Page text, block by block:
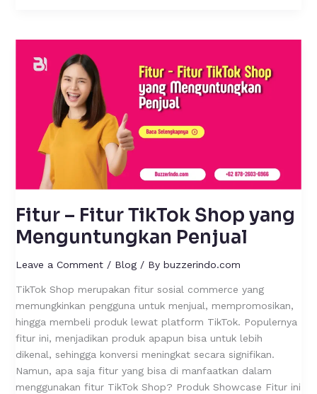
Fitur – Fitur TikTok Shop yang
Menguntungkan Penjual
Leave a Comment / Blog/ By buzzerindo.com
TikTok Shop merupakan fitur sosial commerce yang
memungkinkan pengguna untuk menjual, mempromosikan,
hingga membeli produk lewat platform TikTok. Populernya
fitur ini, menjadikan produk apapun bisa untuk lebih
dikenal, sehingga konversi meningkat secara signifikan.
Namun, apa saja fitur yang bisa di manfaatkan dalam
menggunakan fitur TikTok Shop? Produk Showcase Fitur ini
Menguntungkan
Penjual